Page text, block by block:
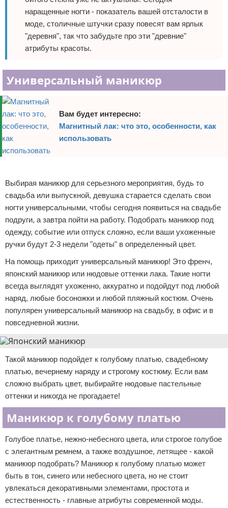
наращенные ногти - показатель вашей отсталости в
моде, столичные штучки сразу повесят вам ярлык
"деревня", так что забудьте про эти "древние"
атрибуты красоты.
Универсальный маникюр
Вам будет интересно:
Магнитный лак: что это, особенности, как
использовать
Выбирая маникюр для серьезного мероприятия, будь то
свадьба или выпускной, девушка старается сделать свои
ногти универсальными, чтобы сегодня появиться на свадьбе
подруги, а завтра пойти на работу. Подобрать маникюр под
одежду, событие или отпуск сложно, если ваши ухоженные
ручки будут 2-3 недели "одеты" в определенный цвет.
На помощь приходит универсальный маникюр! Это френч,
японский маникюр или нюдовые оттенки лака. Такие ногти
всегда выглядят ухоженно, аккуратно и подойдут под любой
наряд, любые босоножки и любой пляжный костюм. Очень
популярен универсальный маникюр на свадьбу, в офис и в
повседневной жизни.
Такой маникюр подойдет к голубому платью, свадебному
платью, вечернему наряду и строгому костюму. Если вам
сложно выбрать цвет, выбирайте нюдовые пастельные
оттенки и никогда не прогадаете!
Маникюр к голубому платью
Голубое платье, нежно-небесного цвета, или строгое голубое
с элегантным ремнем, а также воздушное, летящее - какой
маникюр подобрать? Маникюр к голубому платью может
быть в тон, синего или небесного цвета, но не стоит
увлекаться декоративными элементами, простота и
естественность - главные атрибуты современной моды.